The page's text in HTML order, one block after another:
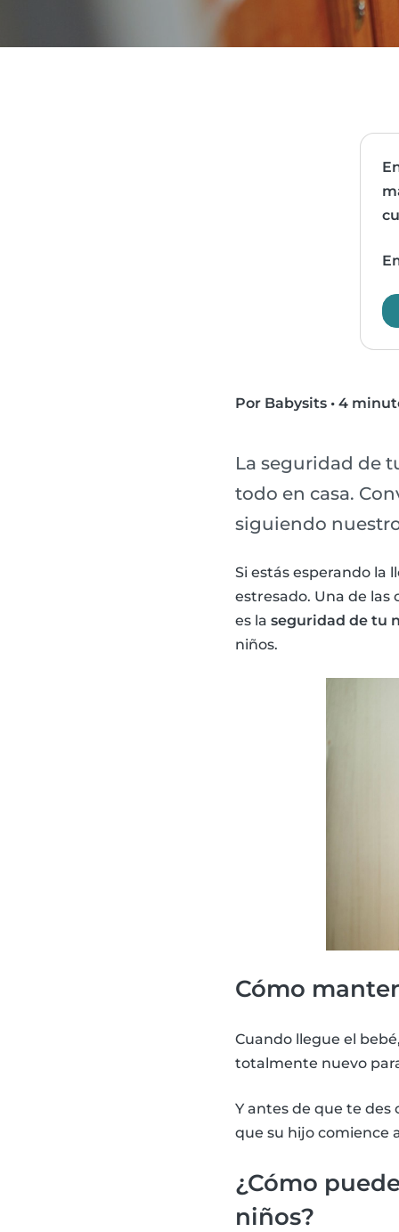
Por Babysits • 4
La seguridad de
todo en casa.
siguiendo
Si estás esperando la
estresado. Una de
es la seguridad de tu
niños.
Cómo
Cuando llegue el
totalmente nuevo
Y antes de que te
que su hijo comience
¿Cómo
niños?